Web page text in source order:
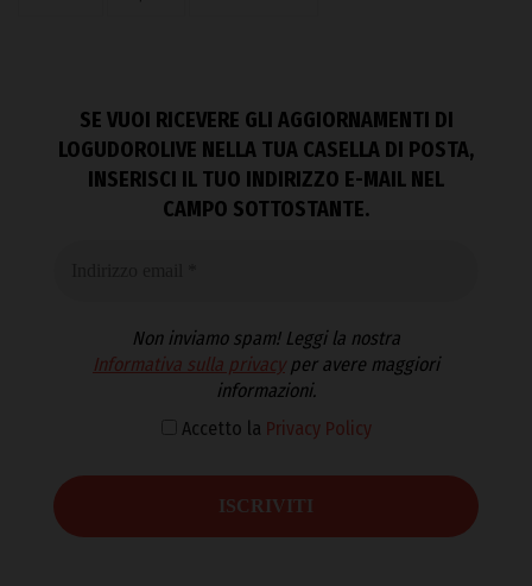
SE VUOI RICEVERE GLI AGGIORNAMENTI DI
LOGUDOROLIVE NELLA TUA CASELLA DI POSTA,
INSERISCI IL TUO INDIRIZZO E-MAIL NEL
CAMPO SOTTOSTANTE.
Non inviamo spam! Leggi la nostra
Informativa sulla privacyper avere maggiori
informazioni.
Accetto la Privacy Policy